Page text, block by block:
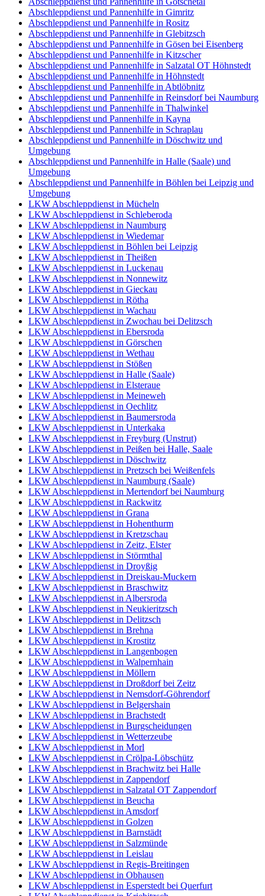
Abschleppdienst und Pannenhilfe in Gimritz
Abschleppdienst und Pannenhilfe in Rositz
Abschleppdienst und Pannenhilfe in Glebitzsch
Abschleppdienst und Pannenhilfe in Gösen bei Eisenberg
Abschleppdienst und Pannenhilfe in Kitzscher
Abschleppdienst und Pannenhilfe in Salzatal OT Höhnstedt
Abschleppdienst und Pannenhilfe in Höhnstedt
Abschleppdienst und Pannenhilfe in Abtlöbnitz
Abschleppdienst und Pannenhilfe in Reinsdorf bei Naumburg
Abschleppdienst und Pannenhilfe in Thalwinkel
Abschleppdienst und Pannenhilfe in Kayna
Abschleppdienst und Pannenhilfe in Schraplau
Abschleppdienst und Pannenhilfe in Döschwitz und
Umgebung
Abschleppdienst und Pannenhilfe in Halle (Saale) und
Umgebung
Abschleppdienst und Pannenhilfe in Böhlen bei Leipzig und
Umgebung
LKW Abschleppdienst in Mücheln
LKW Abschleppdienst in Schleberoda
LKW Abschleppdienst in Naumburg
LKW Abschleppdienst in Wiedemar
LKW Abschleppdienst in Böhlen bei Leipzig
LKW Abschleppdienst in Theißen
LKW Abschleppdienst in Luckenau
LKW Abschleppdienst in Nonnewitz
LKW Abschleppdienst in Gieckau
LKW Abschleppdienst in Rötha
LKW Abschleppdienst in Wachau
LKW Abschleppdienst in Zwochau bei Delitzsch
LKW Abschleppdienst in Ebersroda
LKW Abschleppdienst in Görschen
LKW Abschleppdienst in Wethau
LKW Abschleppdienst in Stößen
LKW Abschleppdienst in Halle (Saale)
LKW Abschleppdienst in Elsteraue
LKW Abschleppdienst in Meineweh
LKW Abschleppdienst in Oechlitz
LKW Abschleppdienst in Baumersroda
LKW Abschleppdienst in Unterkaka
LKW Abschleppdienst in Freyburg (Unstrut)
LKW Abschleppdienst in Peißen bei Halle, Saale
LKW Abschleppdienst in Döschwitz
LKW Abschleppdienst in Pretzsch bei Weißenfels
LKW Abschleppdienst in Naumburg (Saale)
LKW Abschleppdienst in Mertendorf bei Naumburg
LKW Abschleppdienst in Rackwitz
LKW Abschleppdienst in Grana
LKW Abschleppdienst in Hohenthurm
LKW Abschleppdienst in Kretzschau
LKW Abschleppdienst in Zeitz, Elster
LKW Abschleppdienst in Störmthal
LKW Abschleppdienst in Droyßig
LKW Abschleppdienst in Dreiskau-Muckern
LKW Abschleppdienst in Braschwitz
LKW Abschleppdienst in Albersroda
LKW Abschleppdienst in Neukieritzsch
LKW Abschleppdienst in Delitzsch
LKW Abschleppdienst in Brehna
LKW Abschleppdienst in Krostitz
LKW Abschleppdienst in Langenbogen
LKW Abschleppdienst in Walpernhain
LKW Abschleppdienst in Möllern
LKW Abschleppdienst in Droßdorf bei Zeitz
LKW Abschleppdienst in Nemsdorf-Göhrendorf
LKW Abschleppdienst in Belgershain
LKW Abschleppdienst in Brachstedt
LKW Abschleppdienst in Burgscheidungen
LKW Abschleppdienst in Wetterzeube
LKW Abschleppdienst in Morl
LKW Abschleppdienst in Crölpa-Löbschütz
LKW Abschleppdienst in Brachwitz bei Halle
LKW Abschleppdienst in Zappendorf
LKW Abschleppdienst in Salzatal OT Zappendorf
LKW Abschleppdienst in Beucha
LKW Abschleppdienst in Amsdorf
LKW Abschleppdienst in Golzen
LKW Abschleppdienst in Barnstädt
LKW Abschleppdienst in Salzmünde
LKW Abschleppdienst in Leislau
LKW Abschleppdienst in Regis-Breitingen
LKW Abschleppdienst in Obhausen
LKW Abschleppdienst in Esperstedt bei Querfurt